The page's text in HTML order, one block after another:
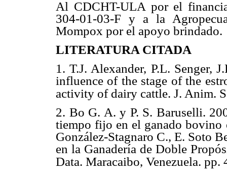
Al CDCHT-ULA por el
304-01-03-F y a la
Mompox por el apoyo brindado.
LITERATURA CITADA
1. T.J. Alexander, P.L. Senger,
influence of the stage of the
activity of dairy cattle. J. Anim.
2. Bo G. A. y P. S. Baruselli.
tiempo fijo en el ganado
González-Stagnaro C., E. Soto
en la Ganadería de Doble
Data. Maracaibo, Venezuela. pp.